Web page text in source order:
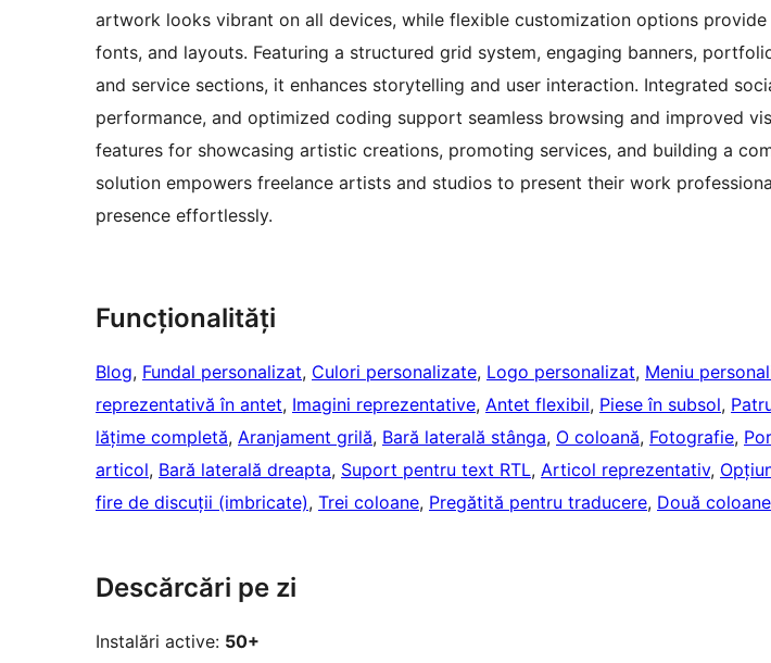
artwork looks vibrant on all devices, while flexible customization options
fonts, and layouts. Featuring a structured grid system, engaging banners,
and service sections, it enhances storytelling and user interaction. Integrated
performance, and optimized coding support seamless browsing and improved
features for showcasing artistic creations, promoting services, and building a
solution empowers freelance artists and studios to present their work
presence effortlessly.
Funcționalități
Blog, Fundal personalizat, Culori personalizate, Logo personalizat, Meniu
reprezentativă în antet, Imagini reprezentative, Antet flexibil, Piese în subsol,
lățime completă, Aranjament grilă, Bară laterală stânga, O coloană, Fotografie,
articol, Bară laterală dreapta, Suport pentru text RTL, Articol reprezentativ,
fire de discuții (imbricate), Trei coloane, Pregătită pentru traducere, Două coloane
Descărcări pe zi
Instalări active: 50+